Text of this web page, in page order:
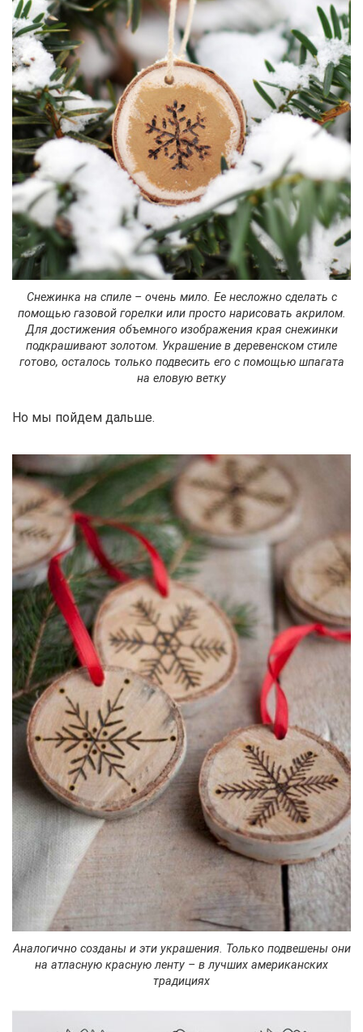
Снежинка на спиле – очень мило. Ее несложно сделать с
помощью газовой горелки или просто нарисовать акрилом.
Для достижения объемного изображения края снежинки
подкрашивают золотом. Украшение в деревенском стиле
готово, осталось только подвесить его с помощью шпагата
на еловую ветку
Но мы пойдем дальше.
Аналогично созданы и эти украшения. Только подвешены они
на атласную красную ленту – в лучших американских
традициях